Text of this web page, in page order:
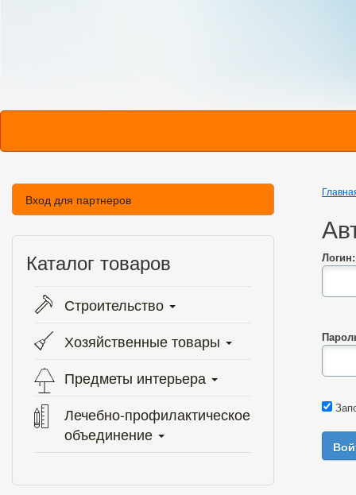
Вход для партнеров
Каталог товаров
Строительство
Хозяйственные товары
Предметы интерьера
Лечебно-профилактическое
объединение
Логин: